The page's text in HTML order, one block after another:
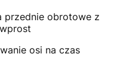
przednie obrotowe z
osi na czas